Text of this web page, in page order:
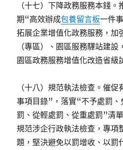
（十七）下降政務服務本錢
期“高效辦成包養留言板一件
拓展企業增值化政務服務，加
（專區）、園區服務驛站建
園區政務服務增值化改造省級
（十八）規范執法檢查。催
事項目錄”，落實“不予處罰、
罰、從輕處罰、從重處罰”清
規范涉企行政執法檢查，專項
題，堅決避免以罰增收、以罰